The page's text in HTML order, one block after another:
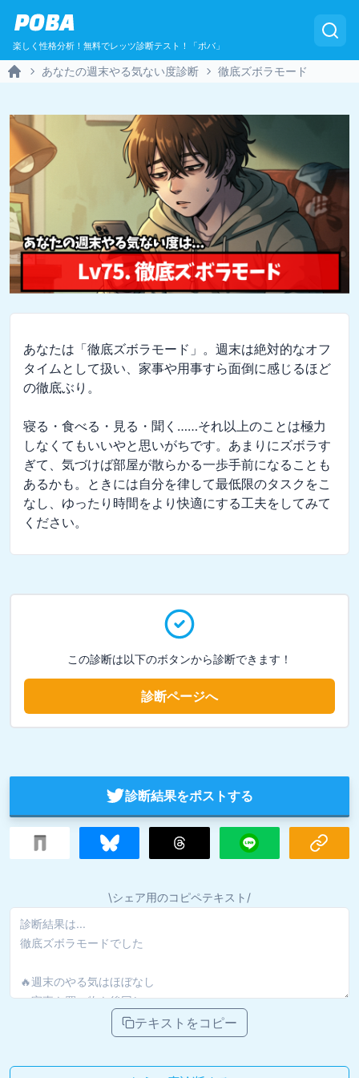
POBA
楽しく性格分析！無料でレッツ診断テスト！「ポバ」
あなたの週末やる気ない度診断 徹底ズボラモード
あなたは「徹底ズボラモード」。週末は絶対的なオフ
タイムとして扱い、家事や用事すら面倒に感じるほど
の徹底ぶり。
寝る・食べる・見る・聞く……それ以上のことは極力
しなくてもいいやと思いがちです。あまりにズボラす
ぎて、気づけば部屋が散らかる一歩手前になることも
あるかも。ときには自分を律して最低限のタスクをこ
なし、ゆったり時間をより快適にする工夫をしてみて
ください。
この診断は以下のボタンから診断できます！
診断ページへ
診断結果をポストする
\シェア用のコピペテキスト/
テキストをコピー